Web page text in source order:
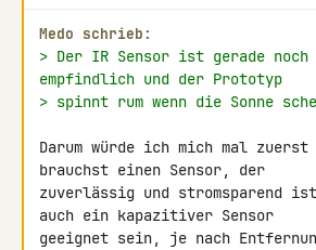
Medo schrieb:
> Der IR Sensor ist gerade
empfindlich und der Prototyp
> spinnt rum wenn die Sonne
Darum würde ich mich mal zuerst
brauchst einen Sensor, der
zuverlässig und stromsparend
auch ein kapazitiver Sensor
geeignet sein, je nach